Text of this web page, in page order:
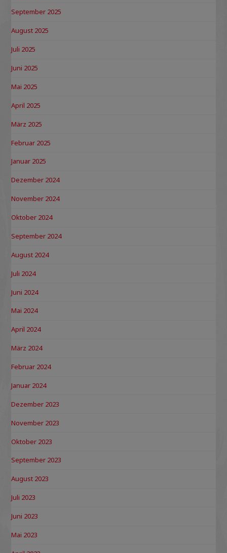
September 2025
August 2025
Juli 2025
Juni 2025
Mai 2025
April 2025
März 2025
Februar 2025
Januar 2025
Dezember 2024
November 2024
Oktober 2024
September 2024
August 2024
Juli 2024
Juni 2024
Mai 2024
April 2024
März 2024
Februar 2024
Januar 2024
Dezember 2023
November 2023
Oktober 2023
September 2023
August 2023
Juli 2023
Juni 2023
Mai 2023